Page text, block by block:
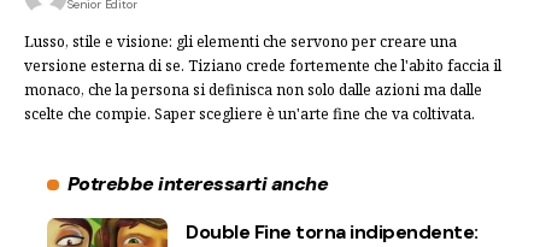
Senior Editor
Lusso, stile e visione: gli elementi che servono per creare una
versione esterna di se. Tiziano crede fortemente che l'abito faccia il
monaco, che la persona si definisca non solo dalle azioni ma dalle
scelte che compie. Saper scegliere è un'arte fine che va coltivata.
Potrebbe interessarti anche
Double Fine torna indipendente: